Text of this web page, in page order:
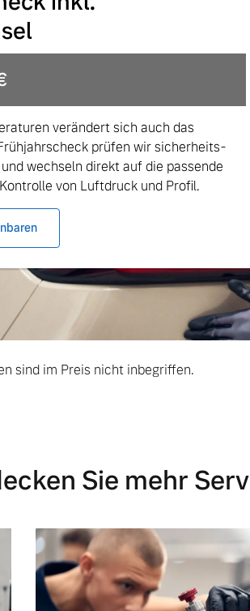
Original Volvo Winter- und Sommer
verändert sich auch das
prüfen wir sicherheits-
wechseln direkt auf die passende
von Luftdruck und Profil.
sind im Preis nicht inbegriffen.
Sie mehr